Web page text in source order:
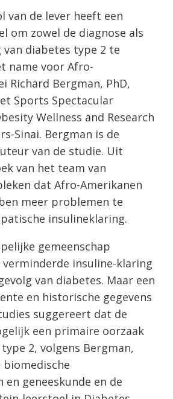
van de lever heeft een
om zowel de diagnose als
van diabetes type 2 te
name voor Afro-
Richard Bergman, PhD,
Sports Spectacular
Wellness and Research
Sinai. Bergman is de
van de studie. Uit
van het team van
dat Afro-Amerikanen
meer problemen te
insulineklaring.
gemeenschap
verminderde insuline-klaring
van diabetes. Maar een
en historische gegevens
suggereert dat de
een primaire oorzaak
2, volgens Bergman,
en geneeskunde en de